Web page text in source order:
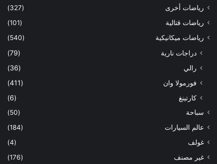
رياضات أخرى
(327)
رياضات قتالية
(101)
رياضات ميكانيكية
(540)
دراجات نارية
(79)
رالي
(36)
فورمولا وان
(411)
كارتينغ
(6)
سباحة
(50)
عالم السيارات
(184)
غولف
(4)
غير مصنف
(176)